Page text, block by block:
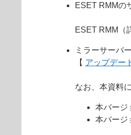
ESET RMMの
ESET RMM（
ミラーサーバ
【 アップデー
なお、本資料
本バージ
本バージ